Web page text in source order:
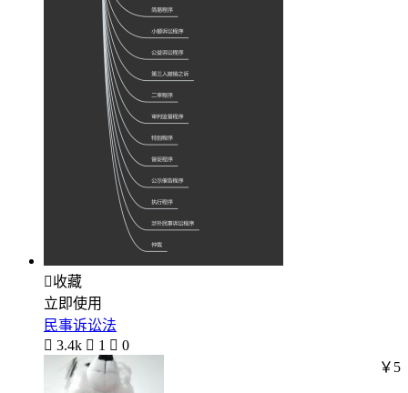
收藏
立即使用
民事诉讼法
 3.4k  1  0
￥5